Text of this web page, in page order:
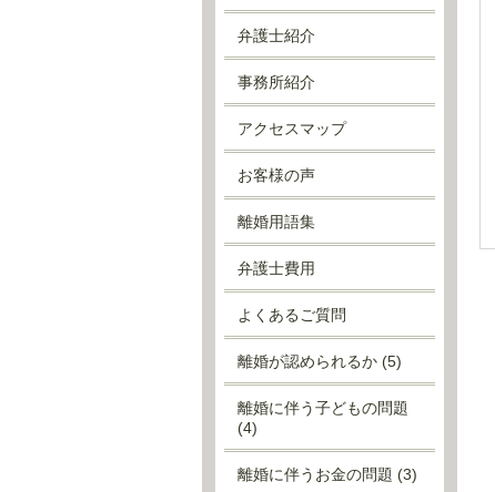
弁護士紹介
事務所紹介
アクセスマップ
お客様の声
離婚用語集
弁護士費用
よくあるご質問
離婚が認められるか (5)
離婚に伴う子どもの問題
(4)
離婚に伴うお金の問題 (3)